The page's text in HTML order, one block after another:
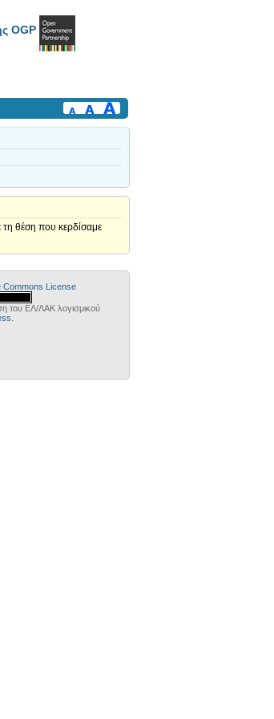
OGP
τη θέση που κερδίσαμε
Commons License
του ΕΛ/ΛΑΚ λογισμικού